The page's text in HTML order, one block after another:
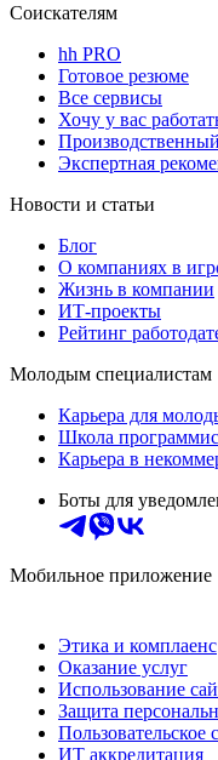
Соискателям
hh PRO
Готовое резюме
Все сервисы
Хочу у вас
Экспертная
Новости и статьи
Блог
О компаниях в
Жизнь в компании
ИТ-проекты
Рейтинг
Молодым специалистам
Карьера для
Школа
Карьера в
Боты для
Мобильное приложение
Этика и комплаенс
Оказание услуг
Использование
Защита
Пользовательское
ИТ аккредитация